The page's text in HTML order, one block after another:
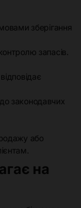
зберігання
запасів.
законодавчих
або
на